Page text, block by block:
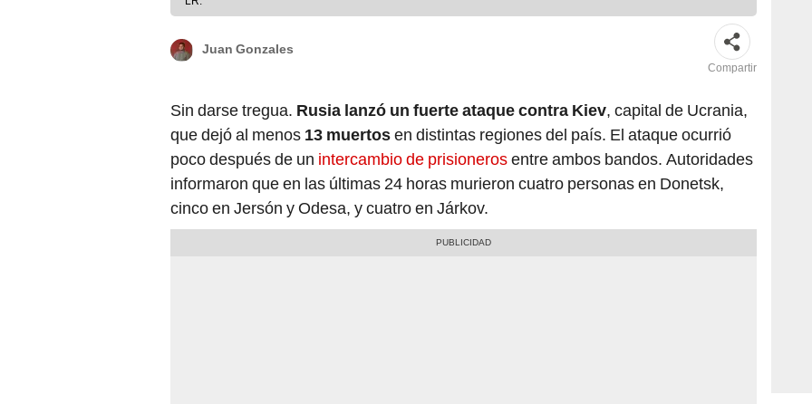
Compartir
que dejó al menos13 muertos en distintas regiones del país. El ataque ocurrió
poco después de unintercambio de prisionerosentre ambos bandos. Autoridades
informaron que en las últimas 24 horas murieron cuatro personas en Donetsk,
cinco en Jersón y Odesa, y cuatro en Járkov.